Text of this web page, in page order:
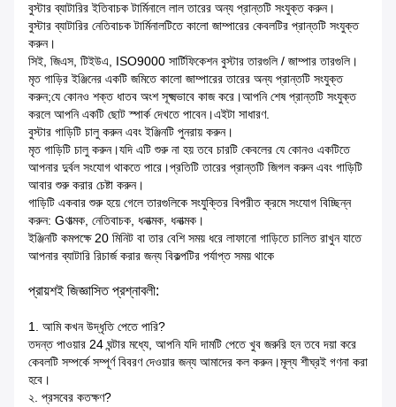
বুস্টার ব্যাটারির ইতিবাচক টার্মিনালে লাল তারের অন্য প্রান্তটি সংযুক্ত করুন।
বুস্টার ব্যাটারির নেতিবাচক টার্মিনালটিতে কালো জাম্পারের কেবলটির প্রান্তটি সংযুক্ত
করুন।
সিই, জিএস, টিইউএ, ISO9000 সার্টিফিকেশন বুস্টার তারগুলি / জাম্পার তারগুলি।
মৃত গাড়ির ইঞ্জিনের একটি জমিতে কালো জাম্পারের তারের অন্য প্রান্তটি সংযুক্ত
করুন;যে কোনও শক্ত ধাতব অংশ সূক্ষ্মভাবে কাজ করে।আপনি শেষ প্রান্তটি সংযুক্ত
করলে আপনি একটি ছোট স্পার্ক দেখতে পাবেন।এইটা সাধারণ.
বুস্টার গাড়িটি চালু করুন এবং ইঞ্জিনটি পুনরায় করুন।
মৃত গাড়িটি চালু করুন।যদি এটি শুরু না হয় তবে চারটি কেবলের যে কোনও একটিতে
আপনার দুর্বল সংযোগ থাকতে পারে।প্রতিটি তারের প্রান্তটি জিগল করুন এবং গাড়িটি
আবার শুরু করার চেষ্টা করুন।
গাড়িটি একবার শুরু হয়ে গেলে তারগুলিকে সংযুক্তির বিপরীত ক্রমে সংযোগ বিচ্ছিন্ন
করুন: Gণাত্মক, নেতিবাচক, ধনাত্মক, ধনাত্মক।
ইঞ্জিনটি কমপক্ষে 20 মিনিট বা তার বেশি সময় ধরে লাফানো গাড়িতে চালিত রাখুন যাতে
আপনার ব্যাটারি রিচার্জ করার জন্য বিকল্পটির পর্যাপ্ত সময় থাকে
প্রায়শই জিজ্ঞাসিত প্রশ্নাবলী:
1. আমি কখন উদ্ধৃতি পেতে পারি?
তদন্ত পাওয়ার 24 ঘন্টার মধ্যে, আপনি যদি দামটি পেতে খুব জরুরি হন তবে দয়া করে
কেবলটি সম্পর্কে সম্পূর্ণ বিবরণ দেওয়ার জন্য আমাদের কল করুন।মূল্য শীঘ্রই গণনা করা
হবে।
২. প্রসবের কতক্ষণ?